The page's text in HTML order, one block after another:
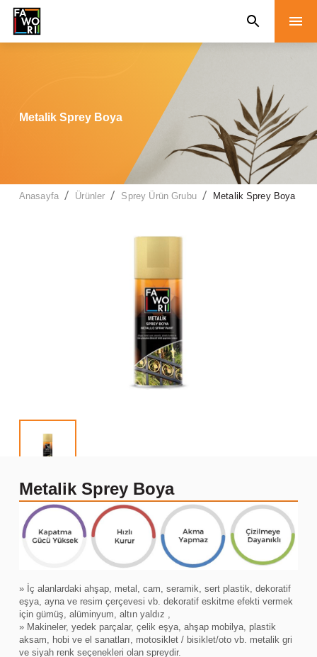
Metalik Sprey Boya
Anasayfa / Ürünler / Sprey Ürün Grubu / Metalik Sprey Boya
Metalik Sprey Boya
» İç alanlardaki ahşap, metal, cam, seramik, sert plastik, dekoratif
eşya, ayna ve resim çerçevesi vb. dekoratif eskitme efekti vermek
için gümüş, alüminyum, altın yaldız ,
» Makineler, yedek parçalar, çelik eşya, ahşap mobilya, plastik
aksam, hobi ve el sanatları, motosiklet / bisiklet/oto vb. metalik gri
ve siyah renk seçenekleri olan spreydir.